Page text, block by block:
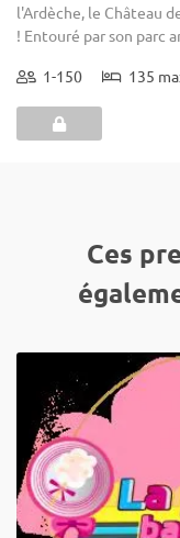
l'Ardèche, le Château
! Entouré par son parc
1-150 135
Ces